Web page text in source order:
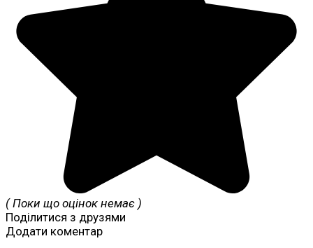
( Поки що оцінок немає )
Поділитися з друзями
Додати коментар